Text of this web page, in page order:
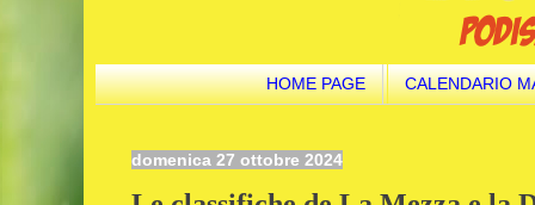
HOME PAGE CALENDARIO
domenica 27 ottobre 2024